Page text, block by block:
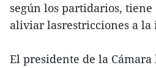
según los partidarios,
aliviar lasrestricciones a la
El presidente de la